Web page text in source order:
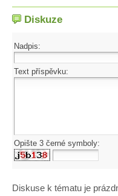
Diskuze
Nadpis:
Text příspěvku:
Opište 3 černé symboly:
Diskuse k tématu je